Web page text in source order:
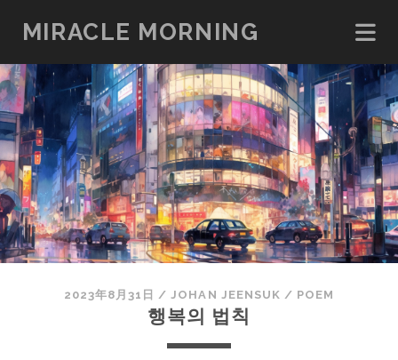
MIRACLE MORNING
2023年8月31日 /JOHAN JEENSUK / POEM
행복의 법칙